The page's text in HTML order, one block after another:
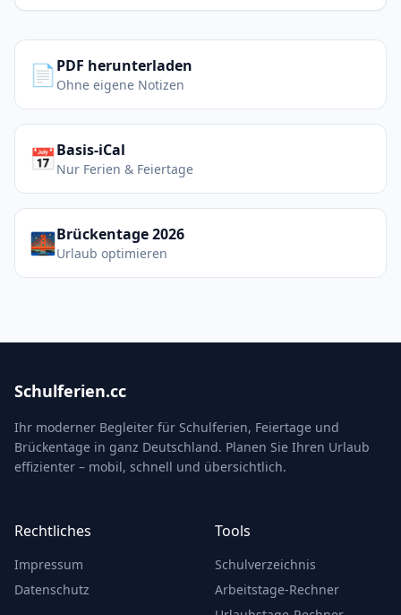
📄PDF herunterladen
Ohne eigene Notizen
📅Basis-iCal
Nur Ferien & Feiertage
🌉Brückentage 2026
Urlaub optimieren
Schulferien.cc
Ihr moderner Begleiter für Schulferien, Feiertage und
Brückentage in ganz Deutschland. Planen Sie Ihren Urlaub
effizienter – mobil, schnell und übersichtlich.
Rechtliches
Impressum
Datenschutz
Tools
Schulverzeichnis
Arbeitstage-Rechner